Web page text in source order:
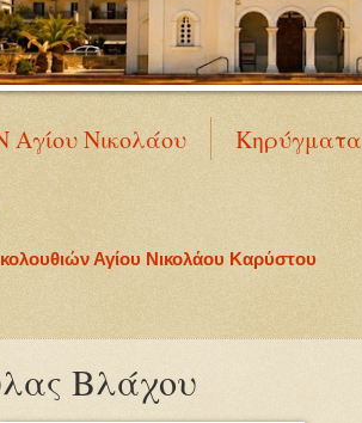
Αγίου Νικολάου Κηρύγματα
Αγίου Νικολάου Καρύστου
Βλάχου